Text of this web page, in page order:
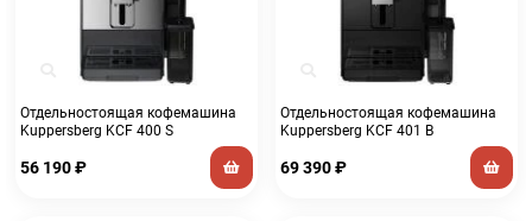
Отдельностоящая кофемашина
Kuppersberg KCF 400 S
56 190₽
Отдельностоящая кофемашина
Kuppersberg KCF 401 B
69 390₽